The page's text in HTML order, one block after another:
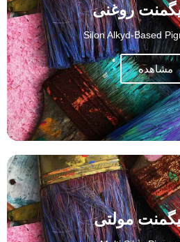
روغنی
Silon Alkyd-Based
مشاهده
مولتی